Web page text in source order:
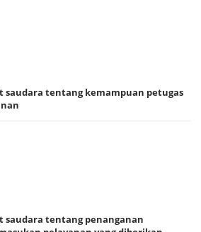
saudara tentang kemampuan petugas
saudara tentang penanganan